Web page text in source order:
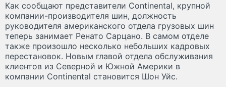
Как сообщают представители Continental, крупной
компании-производителя шин, должность
руководителя американского отдела грузовых шин
теперь занимает Ренато Сарцано. В самом отделе
также произошло несколько небольших кадровых
перестановок. Новым главой отдела обслуживания
клиентов из Северной и Южной Америки в
компании Continental становится Шон Уйс.